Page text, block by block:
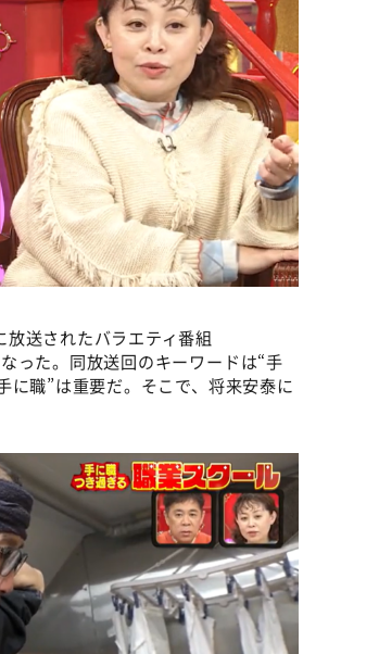
送されたバラエティ番組
った。同放送回のキーワードは“⼿
に職”は重要だ。そこで、将来安泰に